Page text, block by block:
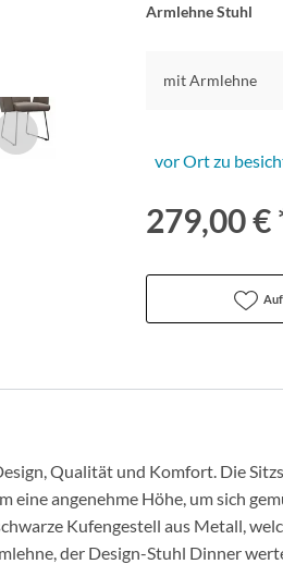
Armlehne Stuhl
mit Armlehne
vor Ort zu
279,00 €
Qualität und Komfort. Die
eine angenehme Höhe, um sich
Kufengestell aus Metall,
der Design-Stuhl Dinner